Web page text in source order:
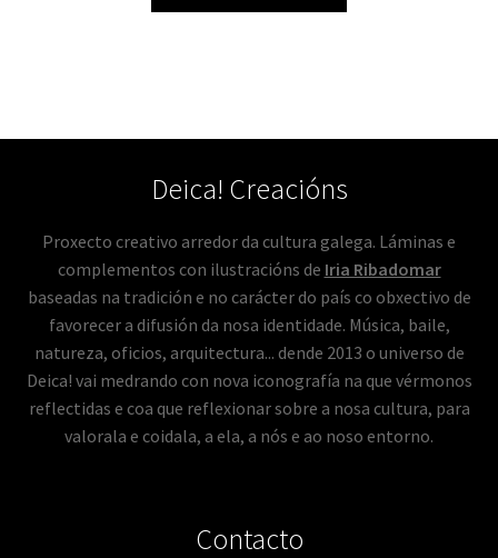
Deica! Creacións
Proxecto creativo arredor da cultura galega. Láminas e
complementos con ilustracións de Iria Ribadomar
baseadas na tradición e no carácter do país co obxectivo de
favorecer a difusión da nosa identidade. Música, baile,
natureza, oficios, arquitectura... dende 2013 o universo de
Deica! vai medrando con nova iconografía na que vérmonos
reflectidas e coa que reflexionar sobre a nosa cultura, para
valorala e coidala, a ela, a nós e ao noso entorno.
Contacto